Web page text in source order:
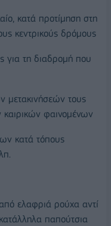
κατά προτίμηση στη
κεντρικούς δρόμους
για τη διαδρομή που
μετακινήσεών τους
φαινομένων
κατά τόπους
ελαφριά ρούχα αντί
παπούτσια